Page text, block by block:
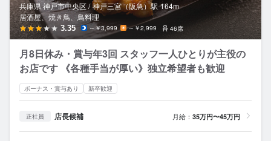
兵庫県 神戸市中央区 / 神戸三宮（阪急）駅 164m
居酒屋、焼き鳥、鳥料理
3.35 ～￥3,999 ～￥2,999 46席
月8日休み・賞与年3回 スタッフ一人ひとりが主役の
お店です 《各種手当が厚い》独立希望者も歓迎
ボーナス・賞与あり 新卒歓迎
正社員 店長候補 月給： 35万円〜45万円